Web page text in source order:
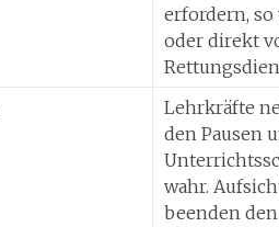
erfordern, so
oder direkt
Lehrkräfte
den Pausen
wahr.
beenden